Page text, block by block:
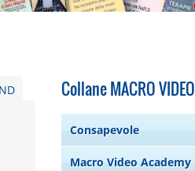
Collane MACRO VIDEO
Consapevole
Macro Video Academy